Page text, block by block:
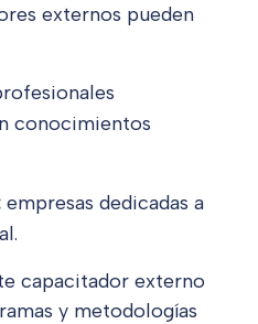
externos pueden
conocimientos
empresas dedicadas a
capacitador externo
y metodologías